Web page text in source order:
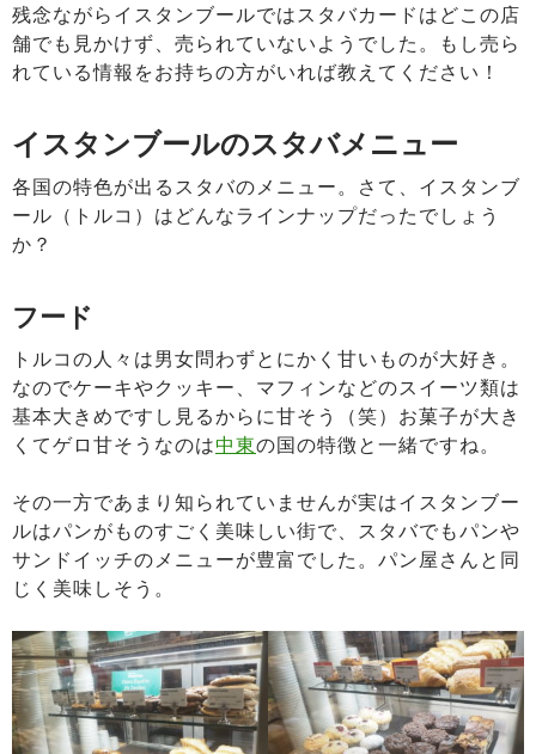
残念ながらイスタンブールではスタバカードはどこの店
舗でも見かけず、売られていないようでした。もし売ら
れている情報をお持ちの方がいれば教えてください！
イスタンブールのスタバメニュー
各国の特色が出るスタバのメニュー。さて、イスタンブ
ール（トルコ）はどんなラインナップだったでしょう
か？
フード
トルコの人々は男女問わずとにかく甘いものが大好き。
なのでケーキやクッキー、マフィンなどのスイーツ類は
基本大きめですし見るからに甘そう（笑）お菓子が大き
くてゲロ甘そうなのは中東の国の特徴と一緒ですね。
その一方であまり知られていませんが実はイスタンブー
ルはパンがものすごく美味しい街で、スタバでもパンや
サンドイッチのメニューが豊富でした。パン屋さんと同
じく美味しそう。